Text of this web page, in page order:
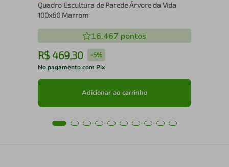
Quadro Escultura de Parede Árvore da Vida
100x60 Marrom
16.467 pontos
R$ 469,30 -5%
No pagamento com Pix
Adicionar ao carrinho